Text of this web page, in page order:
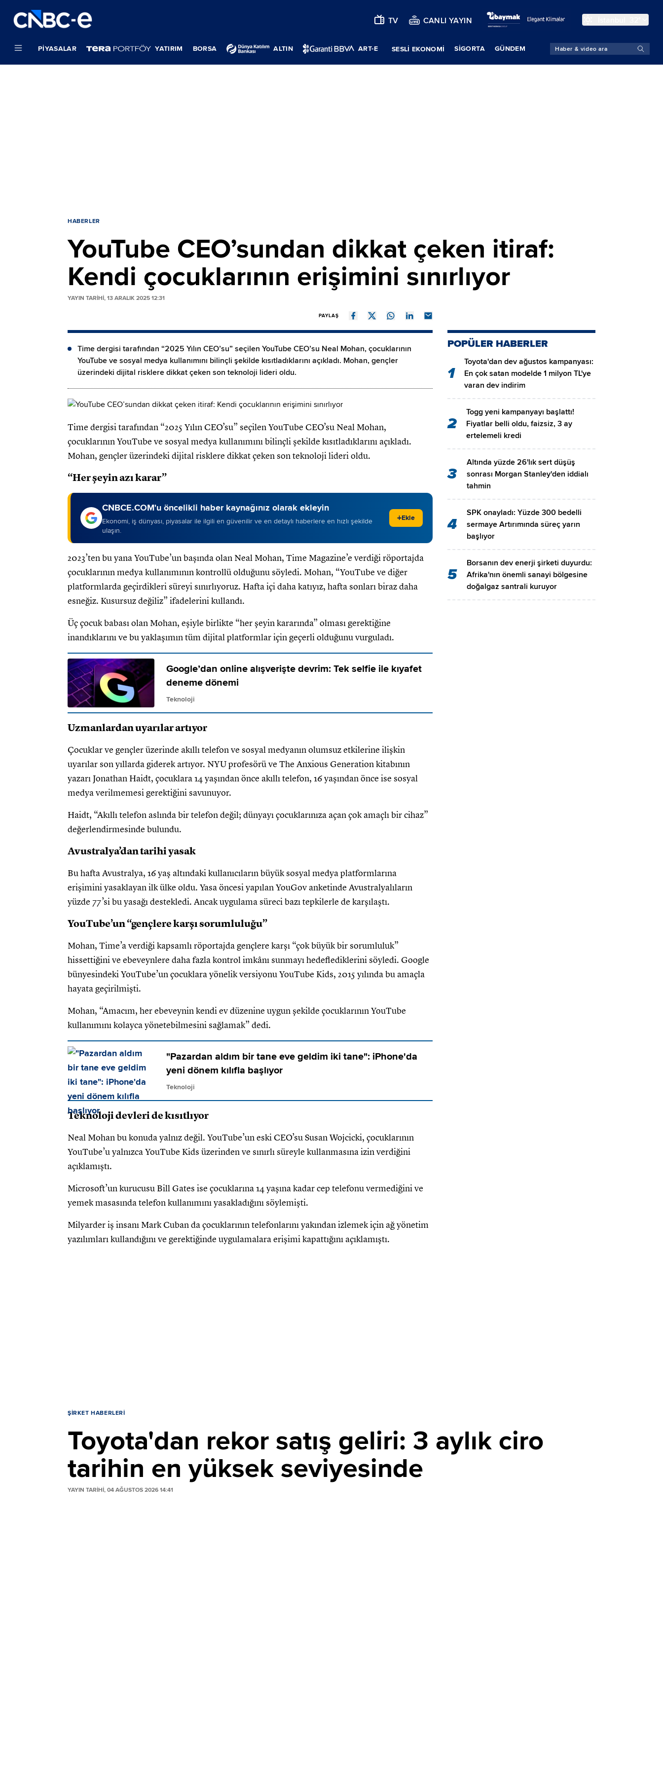
TV CANLI YAYIN
PIYASALAR YATIRIM BORSA ALTIN ART-E SESLİ EKONOMİ SIGORTA GÜNDEM
HABERLER
YouTube CEO’sundan dikkat çeken itiraf:
Kendi çocuklarının erişimini sınırlıyor
YAYIN TARİHİ, 13 ARALIK 2025 12:31
PAYLAŞ
Time dergisi tarafından “2025 Yılın CEO’su” seçilen YouTube CEO’su Neal Mohan, çocuklarının
YouTube ve sosyal medya kullanımını bilinçli şekilde kısıtladıklarını açıkladı. Mohan, gençler
üzerindeki dijital risklere dikkat çeken son teknoloji lideri oldu.
Time dergisi tarafından “2025 Yılın CEO’su” seçilen YouTube CEO’su Neal Mohan,
çocuklarının YouTube ve sosyal medya kullanımını bilinçli şekilde kısıtladıklarını açıkladı.
Mohan, gençler üzerindeki dijital risklere dikkat çeken son teknoloji lideri oldu.
“Her şeyin azı karar”
CNBCE.COM'u öncelikli haber kaynağınız olarak ekleyin
Ekonomi, iş dünyası, piyasalar ile ilgili en güvenilir ve en detaylı haberlere en hızlı şekilde
ulaşın.
+Ekle
2023’ten bu yana YouTube’un başında olan Neal Mohan, Time Magazine’e verdiği röportajda
çocuklarının medya kullanımının kontrollü olduğunu söyledi. Mohan, “YouTube ve diğer
platformlarda geçirdikleri süreyi sınırlıyoruz. Hafta içi daha katıyız, hafta sonları biraz daha
esneğiz. Kusursuz değiliz” ifadelerini kullandı.
Üç çocuk babası olan Mohan, eşiyle birlikte “her şeyin kararında” olması gerektiğine
inandıklarını ve bu yaklaşımın tüm dijital platformlar için geçerli olduğunu vurguladı.
Google’dan online alışverişte devrim: Tek selfie ile kıyafet
deneme dönemi
Teknoloji
Uzmanlardan uyarılar artıyor
Çocuklar ve gençler üzerinde akıllı telefon ve sosyal medyanın olumsuz etkilerine ilişkin
uyarılar son yıllarda giderek artıyor. NYU profesörü ve The Anxious Generation kitabının
yazarı Jonathan Haidt, çocuklara 14 yaşından önce akıllı telefon, 16 yaşından önce ise sosyal
medya verilmemesi gerektiğini savunuyor.
Haidt, “Akıllı telefon aslında bir telefon değil; dünyayı çocuklarınıza açan çok amaçlı bir cihaz”
değerlendirmesinde bulundu.
Avustralya’dan tarihi yasak
Bu hafta Avustralya, 16 yaş altındaki kullanıcıların büyük sosyal medya platformlarına
erişimini yasaklayan ilk ülke oldu. Yasa öncesi yapılan YouGov anketinde Avustralyalıların
yüzde 77’si bu yasağı destekledi. Ancak uygulama süreci bazı tepkilerle de karşılaştı.
YouTube’un “gençlere karşı sorumluluğu”
Mohan, Time’a verdiği kapsamlı röportajda gençlere karşı “çok büyük bir sorumluluk”
hissettiğini ve ebeveynlere daha fazla kontrol imkânı sunmayı hedeflediklerini söyledi. Google
bünyesindeki YouTube’un çocuklara yönelik versiyonu YouTube Kids, 2015 yılında bu amaçla
hayata geçirilmişti.
Mohan, “Amacım, her ebeveynin kendi ev düzenine uygun şekilde çocuklarının YouTube
kullanımını kolayca yönetebilmesini sağlamak” dedi.
"Pazardan aldım bir tane eve geldim iki tane": iPhone'da
yeni dönem kılıfla başlıyor
Teknoloji
Teknoloji devleri de kısıtlıyor
Neal Mohan bu konuda yalnız değil. YouTube’un eski CEO’su Susan Wojcicki, çocuklarının
YouTube’u yalnızca YouTube Kids üzerinden ve sınırlı süreyle kullanmasına izin verdiğini
açıklamıştı.
Microsoft’un kurucusu Bill Gates ise çocuklarına 14 yaşına kadar cep telefonu vermediğini ve
yemek masasında telefon kullanımını yasakladığını söylemişti.
Milyarder iş insanı Mark Cuban da çocuklarının telefonlarını yakından izlemek için ağ yönetim
yazılımları kullandığını ve gerektiğinde uygulamalara erişimi kapattığını açıklamıştı.
POPÜLER HABERLER
1
Toyota'dan dev ağustos kampanyası:
En çok satan modelde 1 milyon TL'ye
varan dev indirim
2
Togg yeni kampanyayı başlattı!
Fiyatlar belli oldu, faizsiz, 3 ay
ertelemeli kredi
3
Altında yüzde 26'lık sert düşüş
sonrası Morgan Stanley'den iddialı
tahmin
4
SPK onayladı: Yüzde 300 bedelli
sermaye Artırımında süreç yarın
başlıyor
5
Borsanın dev enerji şirketi duyurdu:
Afrika'nın önemli sanayi bölgesine
doğalgaz santrali kuruyor
ŞIRKET HABERLERI
Toyota'dan rekor satış geliri: 3 aylık ciro
tarihin en yüksek seviyesinde
YAYIN TARİHİ, 04 AĞUSTOS 2026 14:41